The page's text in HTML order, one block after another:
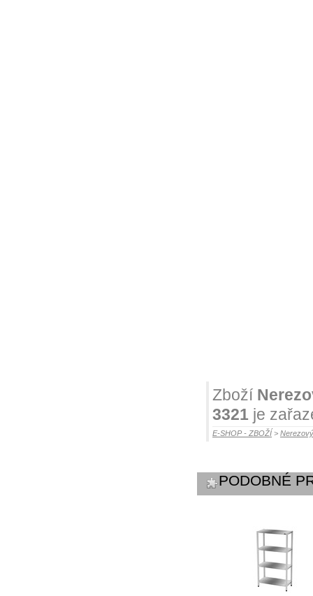
Zboží
3321 je
E-SHOP - ZBOŽÍ >
PODOBNÉ